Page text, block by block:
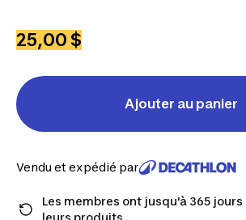
25,00 $
Ajouter au panier
Vendu et expédié par
Les membres ont jusqu'à 365
leurs produits.